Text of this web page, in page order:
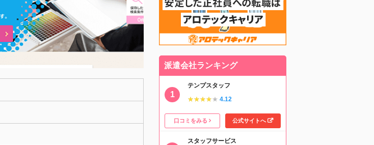
派遣会社ランキング
テンプスタッフ
★★★★★
★★★★★ 4.12
口コミをみる 公式サイトへ
スタッフサービス